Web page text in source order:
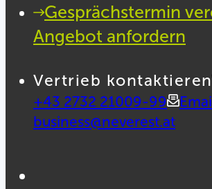
Gesprächstermin
Angebot anfordern
Vertrieb kontaktieren
+43 2732 21009-99
business@neverest.at